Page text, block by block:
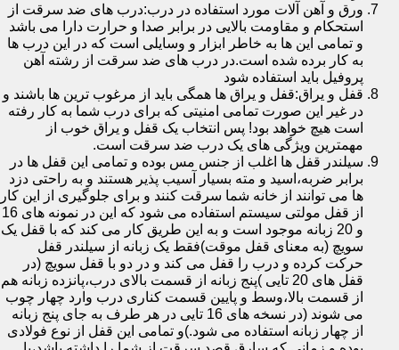
ورق و آهن آلات مورد استفاده در درب:درب های ضد سرقت از
استحکام و مقاومت بالایی در برابر صدا و حرارت دارا می باشد
و تمامی این ها به خاطر ابزار و وسایلی است که در این درب ها
به کار برده شده است.در درب های ضد سرقت از رشته آهن
پروفیل باید استفاده شود
قفل و یراق:قفل و یراق ها همگی باید از مرغوب ترین ها باشند و
در غیر این صورت تمامی امنیتی که برای درب شما به کار رفته
است هیچ خواهد بود! پس انتخاب یک قفل و یراق خوب از
مهمترین ویژگی های یک درب ضد سرقت است.
سیلندر قفل ها اغلب از جنس مس بوده و تمامی این قفل ها در
برابر ضربه،اسید و مته بسیار آسیب پذیر هستند و به راحتی دزد
ها می توانند از خانه شما سرقت کنند و برای جلوگیری از این کار
از قفل مولتی سیستم استفاده می شود که این در نمونه های 16
و 20 زبانه موجود است و به این طریق کار می کند که با قفل یک
سویچ (به معنای قفل موقت)فقط یک زبانه از سیلندر قفل
حرکت کرده و درب را قفل می کند و در دو با قفل سویچ (در
قفل های 20 تایی )پنج زبانه از قسمت بالای درب،پانزده زبانه هم
از قسمت بالا،وسط و پایین قسمت کناری درب وارد چهار چوب
می شوند (در نسخه های 16 تایی در هر طرف به جای پنج زبانه
از چهار زبانه استفاده می شود.)و تمامی این قفل از نوع فولادی